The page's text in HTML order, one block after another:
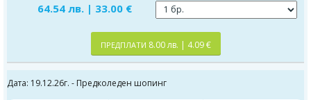
64.54 лв. | 33.00 €
ПРЕДПЛАТИ 8.00 лв. | 4.09 €
Дата: 19.12.26г. - Предколеден шопинг